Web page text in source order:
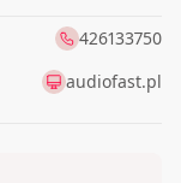
426133750
audiofast.pl